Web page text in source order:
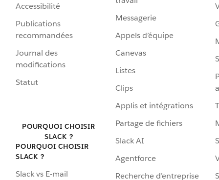
Accessibilité
Publications
recommandées
Journal des
modifications
Statut
POURQUOI CHOISIR
SLACK ?
POURQUOI CHOISIR
SLACK ?
Slack vs E-mail
Messagerie
Appels d’équipe
Canevas
Listes
Clips
Applis et intégrations
Partage de fichiers
Slack AI
Agentforce
Recherche d’entreprise